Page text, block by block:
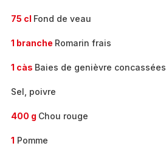
75 cl Fond de veau
1 branche Romarin frais
1 càs Baies de genièvre concassées
Sel, poivre
400 g Chou rouge
1 Pomme